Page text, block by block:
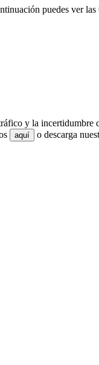
puedes ver
y la
aquí
o descarga